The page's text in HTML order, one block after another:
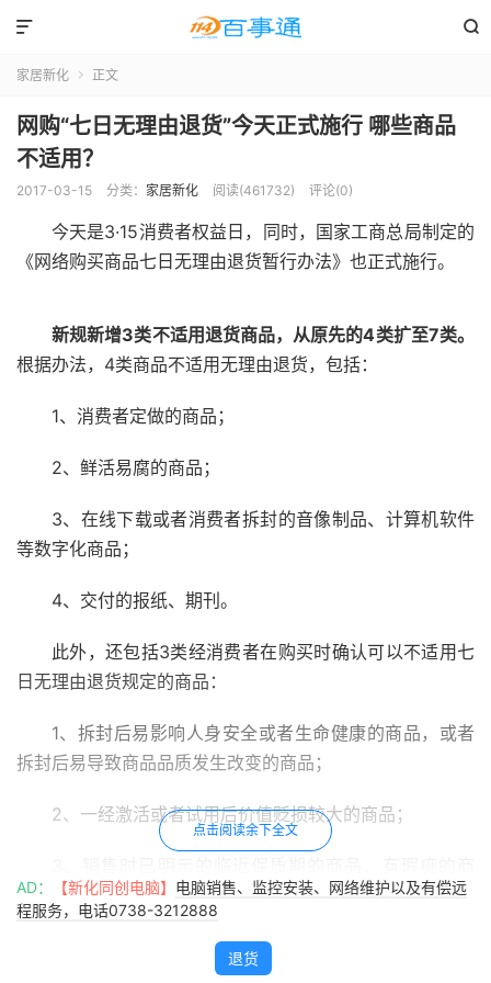


家居新化  正文
网购“七日无理由退货”今天正式施行 哪些商品
不适用？
2017-03-15 分类： 家居新化 阅读(461732) 评论(0)
今天是3·15消费者权益日，同时，国家工商总局制定的
《网络购买商品七日无理由退货暂行办法》也正式施行。
新规新增3类不适用退货商品，从原先的4类扩至7类。
根据办法，4类商品不适用无理由退货，包括：
1、消费者定做的商品；
2、鲜活易腐的商品；
3、在线下载或者消费者拆封的音像制品、计算机软件
等数字化商品；
4、交付的报纸、期刊。
此外，还包括3类经消费者在购买时确认可以不适用七
日无理由退货规定的商品：
1、拆封后易影响人身安全或者生命健康的商品，或者
拆封后易导致商品品质发生改变的商品；
2、一经激活或者试用后价值贬损较大的商品；
品。
七日无理由退货从哪一天算呢？自消费者签收商品的次
点击阅读余下全文
AD： 【新化同创电脑】 电脑销售、监控安装、网络维护以及有偿远
程服务，电话0738-3212888
退货